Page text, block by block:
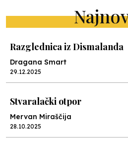
Razglednica iz Dismalanda
Dragana Smart
29.12.2025
Stvaralački otpor
Mervan Miraščija
28.10.2025